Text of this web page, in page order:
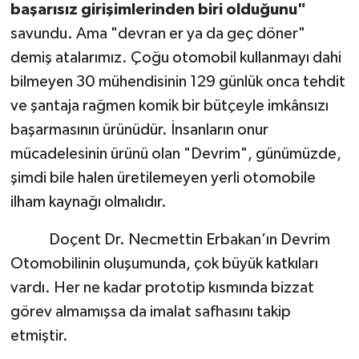
başarısız girişimlerinden biri olduğunu"
savundu. Ama "devran er ya da geç döner"
demiş atalarımız. Çoğu otomobil kullanmayı dahi
bilmeyen 30 mühendisinin 129 günlük onca tehdit
ve şantaja rağmen komik bir bütçeyle imkânsızı
başarmasının ürünüdür. İnsanların onur
mücadelesinin ürünü olan "Devrim", günümüzde,
şimdi bile halen üretilemeyen yerli otomobile
ilham kaynağı olmalıdır.
Doçent Dr. Necmettin Erbakan’ın Devrim
Otomobilinin oluşumunda, çok büyük katkıları
vardı. Her ne kadar prototip kısmında bizzat
görev almamışsa da imalat safhasını takip
etmiştir.